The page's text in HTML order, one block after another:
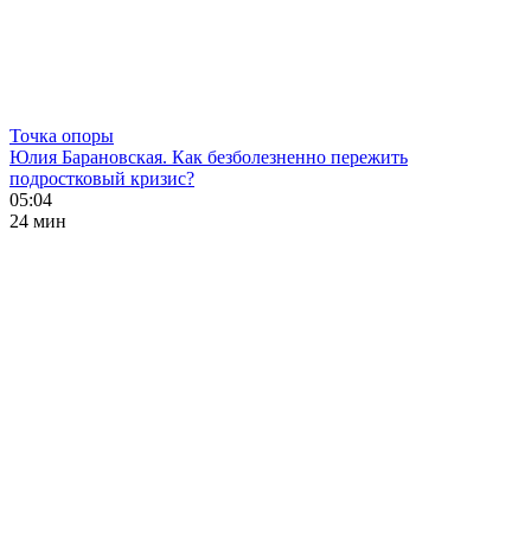
Точка опоры
Юлия Барановская. Как безболезненно пережить
подростковый кризис?
05:04
24 мин